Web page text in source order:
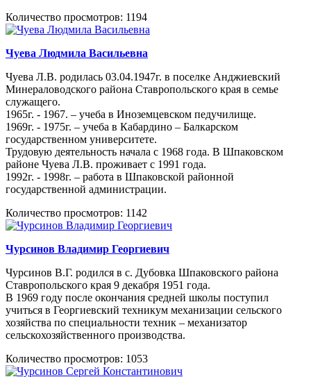
Количество просмотров: 1194
Чуева Людмила Васильевна
Чуева Л.В. родилась 03.04.1947г. в поселке Анджиевский
Минераловодского района Ставропольского края в семье
служащего.
1965г. - 1967. – учеба в Иноземцевском педучилище.
1969г. - 1975г. – учеба в Кабардино – Балкарском
государственном университете.
Трудовую деятельность начала с 1968 года. В Шпаковском
районе Чуева Л.В. проживает с 1991 года.
1992г. - 1998г. – работа в Шпаковской районной
государственной администрации.
Количество просмотров: 1142
Чурсинов Владимир Георгиевич
Чурсинов В.Г. родился в с. Дубовка Шпаковского района
Ставропольского края 9 декабря 1951 года.
В 1969 году после окончания средней школы поступил
учиться в Георгиевский техникум механизации сельского
хозяйства по специальности техник – механизатор
сельскохозяйственного производства.
Количество просмотров: 1053